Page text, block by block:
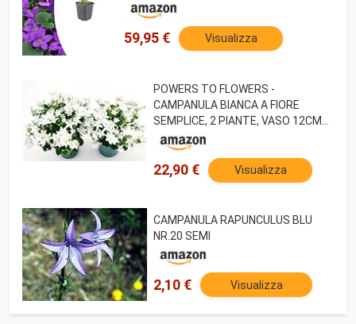
59,95 € Visualizza
POWERS TO FLOWERS -
CAMPANULA BIANCA A FIORE
SEMPLICE, 2 PIANTE, VASO 12CM
DIAMETRO, piante vere
22,90 € Visualizza
CAMPANULA RAPUNCULUS BLU
NR.20 SEMI
2,10 € Visualizza